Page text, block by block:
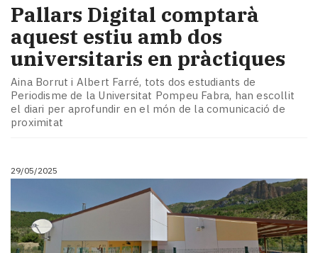
Pallars Digital comptarà
aquest estiu amb dos
universitaris en pràctiques
Aina Borrut i Albert Farré, tots dos estudiants de
Periodisme de la Universitat Pompeu Fabra, han escollit
el diari per aprofundir en el món de la comunicació de
proximitat
29/05/2025